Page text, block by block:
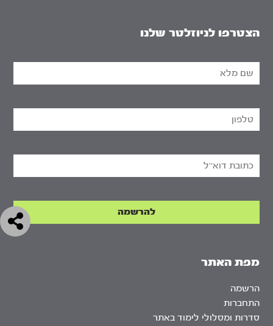
מפת האתר
הרשמה
התחברות
סדרות ומסלולי לימוד באתר
הצטרפו לניוזלטר שלנו